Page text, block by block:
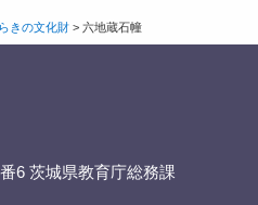
きの文化財> 六地蔵石幢
6 茨城県教育庁総務課